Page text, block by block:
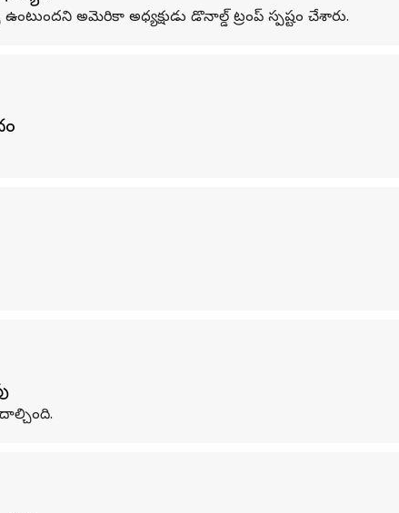
అమెరికా అధ్యక్షుడు డొనాల్డ్‌ ట్రంప్‌ స్పష్టం చేశారు.